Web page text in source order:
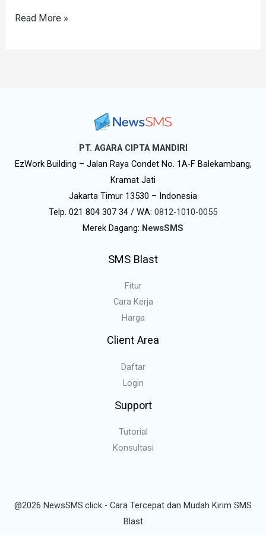
Read More »
PT. AGARA CIPTA MANDIRI
EzWork Building – Jalan Raya Condet No. 1A-F Balekambang,
Kramat Jati
Jakarta Timur 13530 – Indonesia
Telp. 021 804 307 34 / WA: 0812-1010-0055
Merek Dagang: NewsSMS
SMS Blast
Fitur
Cara Kerja
Harga
Client Area
Daftar
Login
Support
Tutorial
Konsultasi
@2026 NewsSMS.click - Cara Tercepat dan Mudah Kirim SMS
Blast